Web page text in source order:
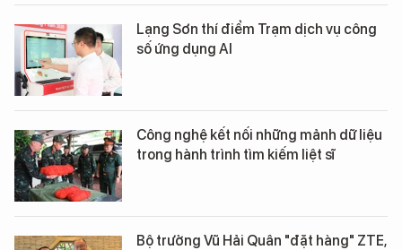
Lạng Sơn thí điểm Trạm dịch vụ công
số ứng dụng AI
Công nghệ kết nối những mảnh dữ liệu
trong hành trình tìm kiếm liệt sĩ
Bộ trưởng Vũ Hải Quân "đặt hàng" ZTE,